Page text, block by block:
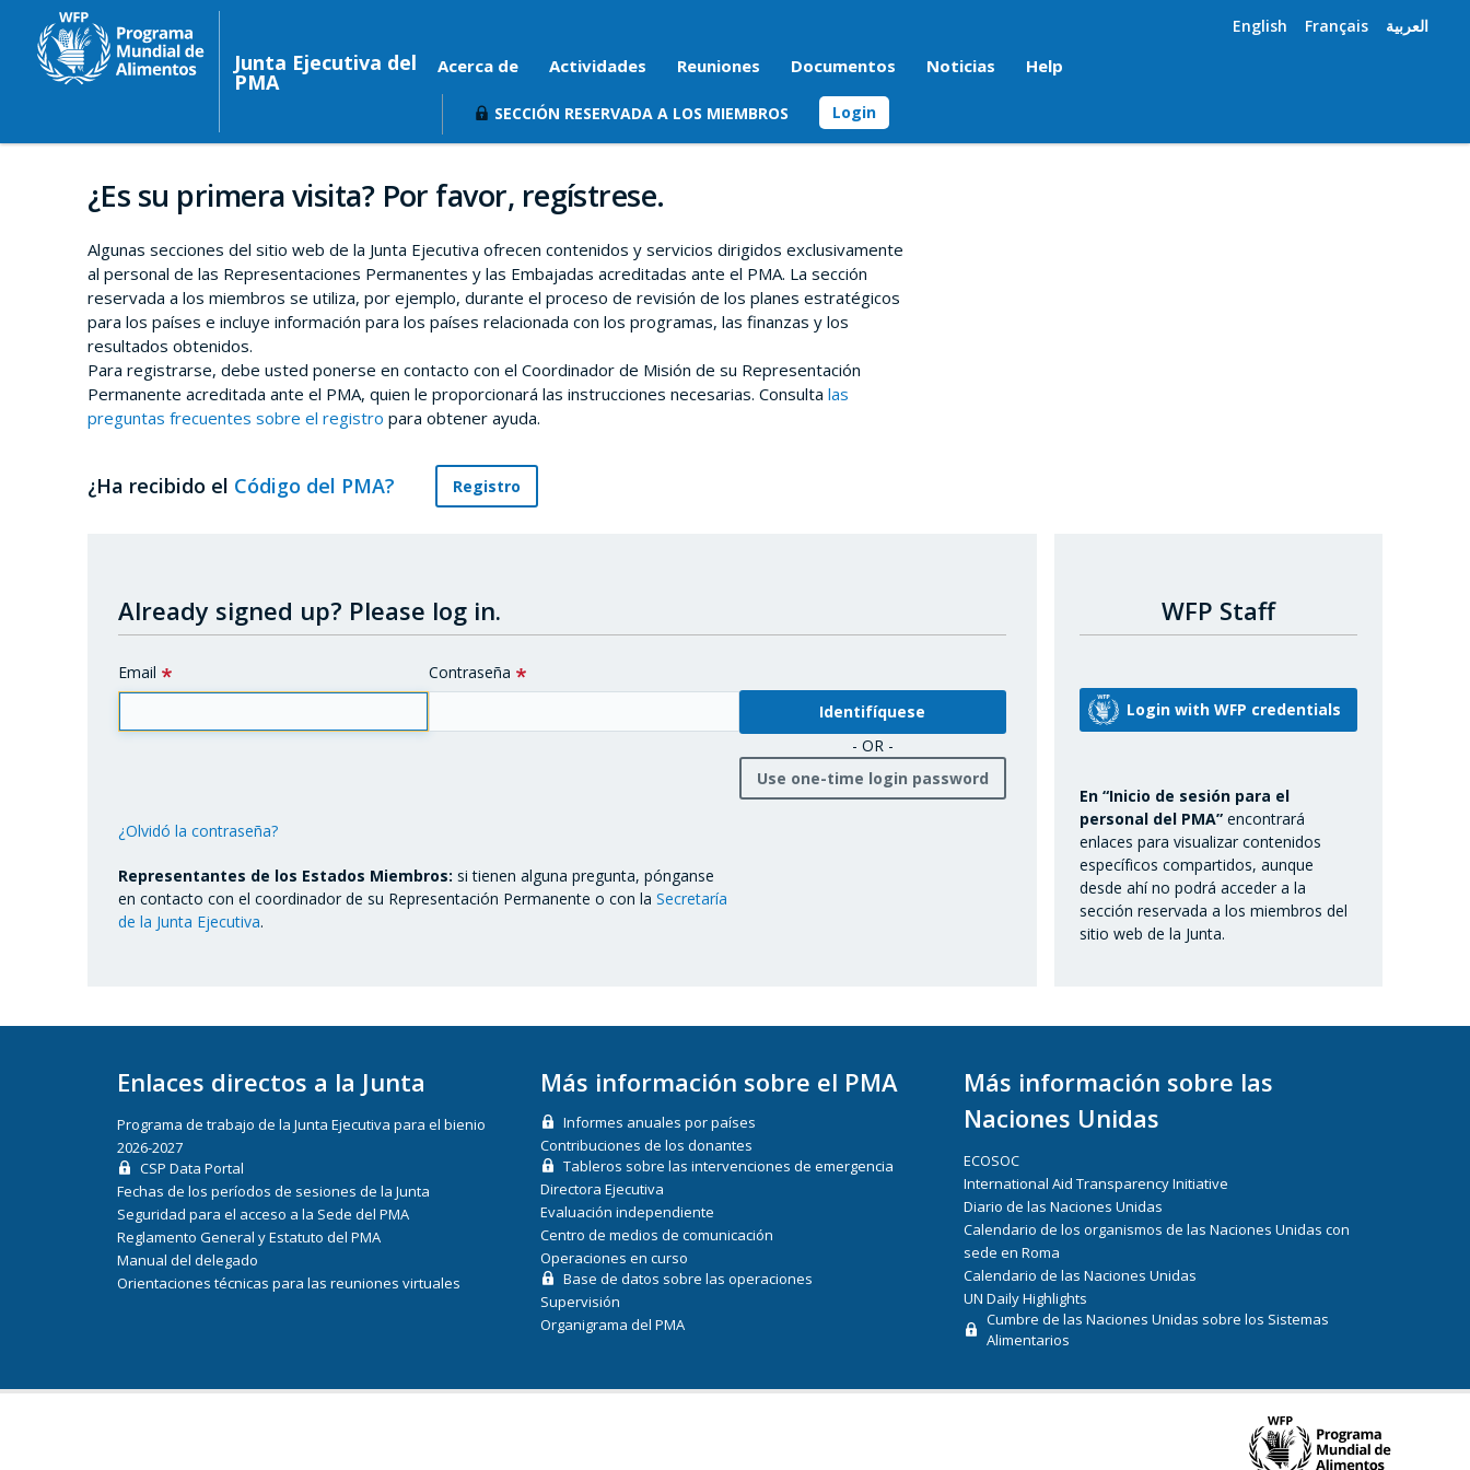
Junta Ejecutiva del
PMA
English Français العربية
Acerca de Actividades Reuniones Documentos Noticias Help
SECCIÓN RESERVADA A LOS MIEMBROS Login
¿Es su primera visita? Por favor, regístrese.
Algunas secciones del sitio web de la Junta Ejecutiva ofrecen contenidos y servicios dirigidos exclusivamente
al personal de las Representaciones Permanentes y las Embajadas acreditadas ante el PMA. La sección
reservada a los miembros se utiliza, por ejemplo, durante el proceso de revisión de los planes estratégicos
para los países e incluye información para los países relacionada con los programas, las finanzas y los
resultados obtenidos.
Para registrarse, debe usted ponerse en contacto con el Coordinador de Misión de su Representación
Permanente acreditada ante el PMA, quien le proporcionará las instrucciones necesarias. Consulta las
preguntas frecuentes sobre el registro para obtener ayuda.
¿Ha recibido el Código del PMA? Registro
WFP Staff
En “Inicio de sesión para el
personal del PMA” encontrará
enlaces para visualizar contenidos
específicos compartidos, aunque
desde ahí no podrá acceder a la
sección reservada a los miembros del
sitio web de la Junta.
Already signed up? Please log in.
Email Contraseña
- OR -
Use one-time login password
¿Olvidó la contraseña?
Representantes de los Estados Miembros: si tienen alguna pregunta, pónganse
en contacto con el coordinador de su Representación Permanente o con la Secretaría
de la Junta Ejecutiva.
Enlaces directos a la Junta
Programa de trabajo de la Junta Ejecutiva para el bienio
2026-2027
CSP Data Portal
Fechas de los períodos de sesiones de la Junta
Seguridad para el acceso a la Sede del PMA
Reglamento General y Estatuto del PMA
Manual del delegado
Orientaciones técnicas para las reuniones virtuales
Más información sobre el PMA
Informes anuales por países
Contribuciones de los donantes
Tableros sobre las intervenciones de emergencia
Directora Ejecutiva
Evaluación independiente
Centro de medios de comunicación
Operaciones en curso
Base de datos sobre las operaciones
Supervisión
Organigrama del PMA
Más información sobre las
Naciones Unidas
ECOSOC
International Aid Transparency Initiative
Diario de las Naciones Unidas
Calendario de los organismos de las Naciones Unidas con
sede en Roma
Calendario de las Naciones Unidas
UN Daily Highlights
Cumbre de las Naciones Unidas sobre los Sistemas
Alimentarios